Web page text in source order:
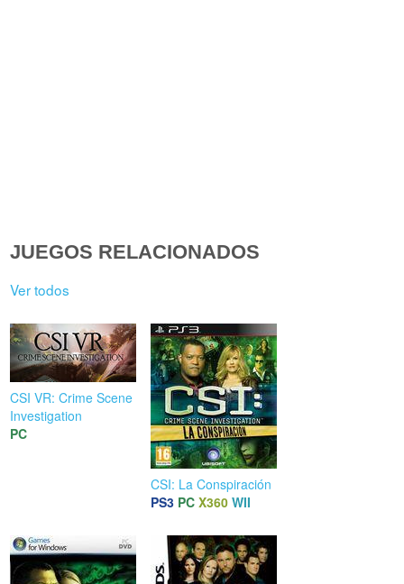
JUEGOS RELACIONADOS
Ver todos
CSI VR: Crime Scene
Investigation
PC
CSI: La Conspiración
PS3 PC X360 WII